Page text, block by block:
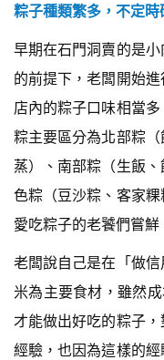
粽子種類繁多，不定時
早期在石門洞賣的是
的前提下，老闆開始
店內的粽子口味相當
粽主要區分為北部粽
蒸）、南部粽（生飯
色粽（豆沙粽、客家
愛吃粽子的老饕們嘗鮮
老闆說自己是在「做
米為主要食材，雖然
才能做出好吃的粽子
經驗，也因為這樣的